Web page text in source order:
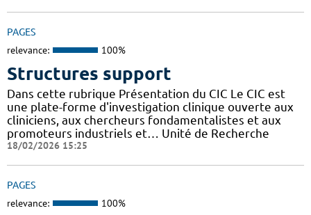
PAGES
relevance: 100%
Structures support
Dans cette rubrique Présentation du CIC Le CIC est
une plate-forme d'investigation clinique ouverte aux
cliniciens, aux chercheurs fondamentalistes et aux
promoteurs industriels et… Unité de Recherche
18/02/2026 15:25
PAGES
relevance: 100%